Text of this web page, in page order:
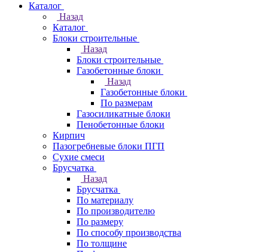
Каталог
Назад
Каталог
Блоки строительные
Назад
Блоки строительные
Газобетонные блоки
Назад
Газобетонные блоки
По размерам
Газосиликатные блоки
Пенобетонные блоки
Кирпич
Пазогребневые блоки ПГП
Сухие смеси
Брусчатка
Назад
Брусчатка
По материалу
По производителю
По размеру
По способу производства
По толщине